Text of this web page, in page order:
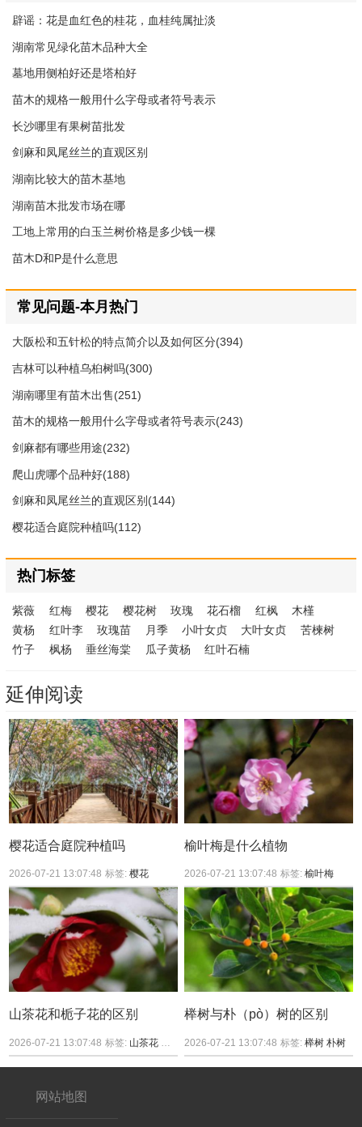
辟谣：花是血红色的桂花，血桂纯属扯淡
湖南常见绿化苗木品种大全
墓地用侧柏好还是塔柏好
苗木的规格一般用什么字母或者符号表示
长沙哪里有果树苗批发
剑麻和凤尾丝兰的直观区别
湖南比较大的苗木基地
湖南苗木批发市场在哪
工地上常用的白玉兰树价格是多少钱一棵
苗木D和P是什么意思
常见问题-本月热门
大阪松和五针松的特点简介以及如何区分(394)
吉林可以种植乌桕树吗(300)
湖南哪里有苗木出售(251)
苗木的规格一般用什么字母或者符号表示(243)
剑麻都有哪些用途(232)
爬山虎哪个品种好(188)
剑麻和凤尾丝兰的直观区别(144)
樱花适合庭院种植吗(112)
热门标签
紫薇 红梅 樱花 樱花树 玫瑰 花石榴 红枫
木槿
黄杨
红叶李 玫瑰苗 月季 小叶女贞 大叶女贞
苦楝树
竹子
枫杨 垂丝海棠 瓜子黄杨 红叶石楠
延伸阅读
樱花适合庭院种植吗
2026-07-21 13:07:48 标签:樱花
榆叶梅是什么植物
2026-07-21 13:07:48 标签:榆叶梅
山茶花和栀子花的区别
2026-07-21 13:07:48 标签: 山茶花 栀子花
榉树与朴（pò）树的区别
2026-07-21 13:07:48 标签:榉树 朴树
网站地图